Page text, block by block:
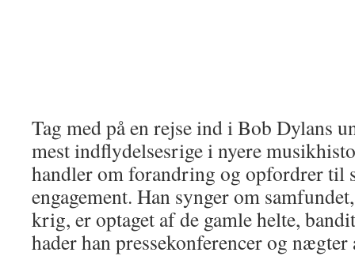
Tag med på en rejse ind i Bob Dylans
mest indflydelsesrige i nyere
handler om forandring og opfordrer til
engagement. Han synger om
krig, er optaget af de gamle helte,
hader han pressekonferencer og